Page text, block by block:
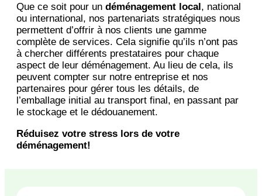
Que ce soit pour un déménagement local, national
ou international, nos partenariats stratégiques nous
permettent d’offrir à nos clients une gamme
complète de services. Cela signifie qu’ils n’ont pas
à chercher différents prestataires pour chaque
aspect de leur déménagement. Au lieu de cela, ils
peuvent compter sur notre entreprise et nos
partenaires pour gérer tous les détails, de
l’emballage initial au transport final, en passant par
le stockage et le dédouanement.
Réduisez votre stress lors de votre
déménagement!